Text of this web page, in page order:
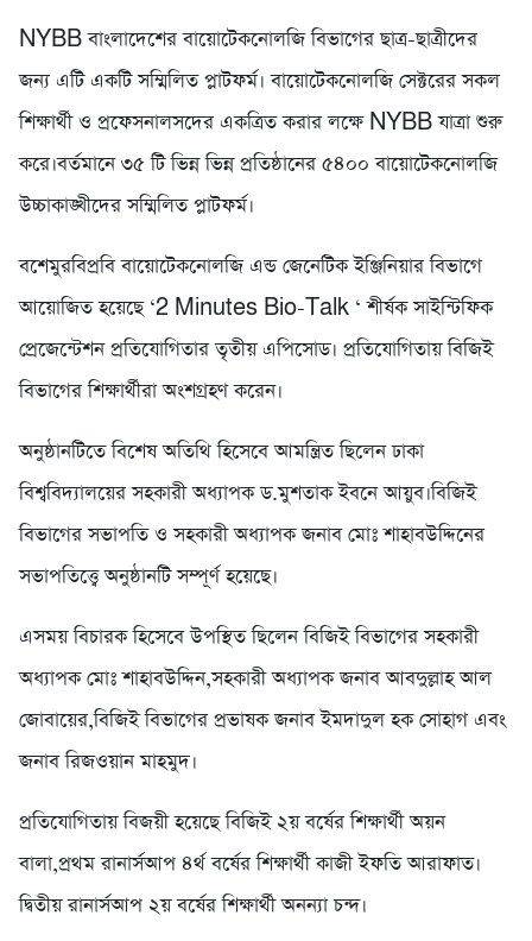
NYBB বাংলাদেশের বায়োটেকনোলজি বিভাগের ছাত্র-ছাত্রীদের
জন্য এটি একটি সম্মিলিত প্লাটফর্ম। বায়োটেকনোলজি সেক্টরের সকল
শিক্ষার্থী ও প্রফেসনালসদের একত্রিত করার লক্ষে NYBB যাত্রা শুরু
করে।বর্তমানে ৩৫ টি ভিন্ন ভিন্ন প্রতিষ্ঠানের ৫৪০০ বায়োটেকনোলজি
উচ্চাকাঙ্খীদের সম্মিলিত প্লাটফর্ম।
বশেমুরবিপ্রবি বায়োটেকনোলজি এন্ড জেনেটিক ইঞ্জিনিয়ার বিভাগে
আয়োজিত হয়েছে ‘2 Minutes Bio-Talk ‘ শীর্ষক সাইন্টিফিক
প্রেজেন্টেশন প্রতিযোগিতার তৃতীয় এপিসোড। প্রতিযোগিতায় বিজিই
বিভাগের শিক্ষার্থীরা অংশগ্রহণ করেন।
অনুষ্ঠানটিতে বিশেষ অতিথি হিসেবে আমন্ত্রিত ছিলেন ঢাকা
বিশ্ববিদ্যালয়ের সহকারী অধ্যাপক ড.মুশতাক ইবনে আয়ুব।বিজিই
বিভাগের সভাপতি ও সহকারী অধ্যাপক জনাব মোঃ শাহাবউদ্দিনের
সভাপতিত্ত্বে অনুষ্ঠানটি সম্পূর্ণ হয়েছে।
এসময় বিচারক হিসেবে উপস্থিত ছিলেন বিজিই বিভাগের সহকারী
অধ্যাপক মোঃ শাহাবউদ্দিন,সহকারী অধ্যাপক জনাব আবদুল্লাহ আল
জোবায়ের,বিজিই বিভাগের প্রভাষক জনাব ইমদাদুল হক সোহাগ এবং
জনাব রিজওয়ান মাহমুদ।
প্রতিযোগিতায় বিজয়ী হয়েছে বিজিই ২য় বর্ষের শিক্ষার্থী অয়ন
বালা,প্রথম রানার্সআপ ৪র্থ বর্ষের শিক্ষার্থী কাজী ইফতি আরাফাত।
দ্বিতীয় রানার্সআপ ২য় বর্ষের শিক্ষার্থী অনন্যা চন্দ।